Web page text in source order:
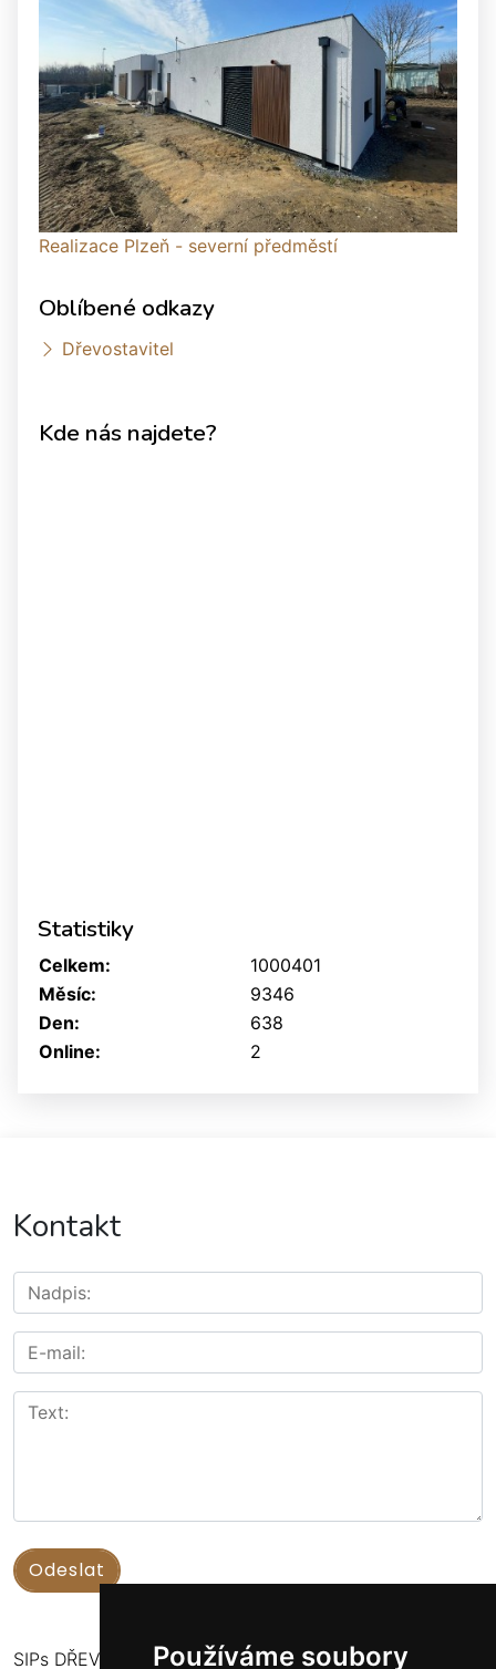
Používáme soubory
Realizace Plzeň - severní předměstí
Oblíbené odkazy
Dřevostavitel
Kde nás najdete?
Statistiky
Online: 2
Celkem:
1000401
Měsíc:
9346
Den:
638
Kontakt
SIPs DŘEVOSTAVBY